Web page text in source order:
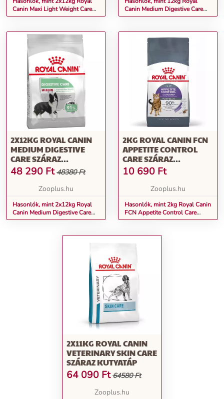
Canin Maxi Light Weight Care
száraz kutyatáp
Canin Medium Digestive Care
száraz kutyatáp
2X12KG ROYAL CANIN
MEDIUM DIGESTIVE
CARE SZÁRAZ
KUTYATÁP
48 290 Ft 48380 Ft
Zooplus.hu
Hasonlók, mint 2x12kg Royal
Canin Medium Digestive Care
száraz kutyatáp
2KG ROYAL CANIN FCN
APPETITE CONTROL
CARE SZÁRAZ
MACSKATÁP
10 690 Ft
Zooplus.hu
Hasonlók, mint 2kg Royal Canin
FCN Appetite Control Care
száraz macskatáp
2X11KG ROYAL CANIN
VETERINARY SKIN CARE
SZÁRAZ KUTYATÁP
64 090 Ft 64580 Ft
Zooplus.hu